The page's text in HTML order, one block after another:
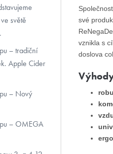
své
vznikla s
doslova
světě
– tradiční
Apple Cider
– Nový
– OMEGA